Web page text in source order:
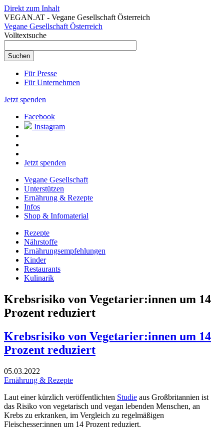
Direkt zum Inhalt
VEGAN.AT - Vegane Gesellschaft Österreich
Vegane Gesellschaft Österreich
Volltextsuche
Für Presse
Für Unternehmen
Jetzt spenden
Facebook
Instagram
Jetzt spenden
Vegane Gesellschaft
Unterstützen
Ernährung & Rezepte
Infos
Shop & Infomaterial
Rezepte
Nährstoffe
Ernährungsempfehlungen
Kinder
Restaurants
Kulinarik
Krebsrisiko von Vegetarier:innen um 14
Prozent reduziert
Krebsrisiko von Vegetarier:innen um 14
Prozent reduziert
05.03.2022
Ernährung & Rezepte
Laut einer kürzlich veröffentlichten Studie aus Großbritannien ist
das Risiko von vegetarisch und vegan lebenden Menschen, an
Krebs zu erkranken, im Vergleich zu regelmäßigen
Fleischesser:innen um 14 Prozent reduziert.